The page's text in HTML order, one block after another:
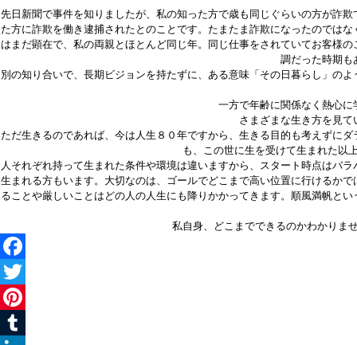
先日新聞で事件を知りましたが、私の知った方で歳も同じぐらいの方が詐
た方に詐欺を働き逮捕されたとのことです。たまたま詐欺になったのでは
はまだ顕在で、私の両親とほとんど同じ年。同じ仕事をされていてお客様
調だった時期も
別の知り合いで、長期ビジョンを持たずに、ある意味「その日暮らし」の
一方で年齢に関係なく熱心
さまざまな生き方を見
ただ生きるのであれば、今は人生８０年ですから、生きる目的も考えずに
も、この世に生を受けて生まれた以
人それぞれ持って生まれた条件や環境は違いますから、スタート時点はバ
生まれる方もいます。大切なのは、ゴールでどこまで高い位置に行けるか
ることや厳しいことはどの人の人生にも降りかかってきます。順風満帆と
私自身、どこまでできるのかわかりま